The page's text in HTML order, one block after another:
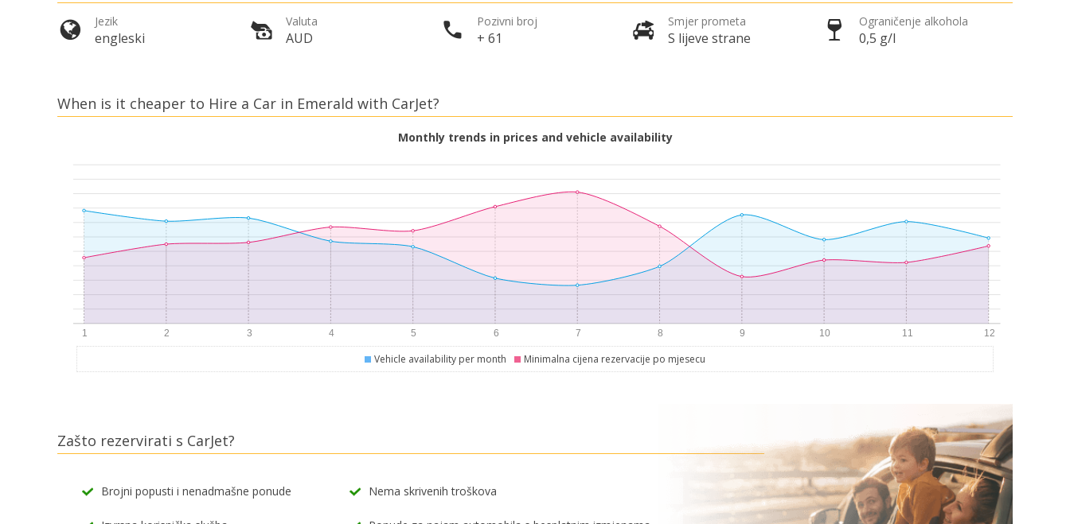
Jezik
engleski
Valuta
AUD
Pozivni broj
+ 61
Smjer prometa
S lijeve strane
Ograničenje alkohola
0,5 g/l
When is it cheaper to Hire a Car in Emerald with CarJet?
Monthly trends in prices and vehicle availability
Vehicle availability per month Minimalna cijena rezervacije po mjesecu
Zašto rezervirati s CarJet?
Brojni popusti i nenadmašne ponude Nema skrivenih troškova